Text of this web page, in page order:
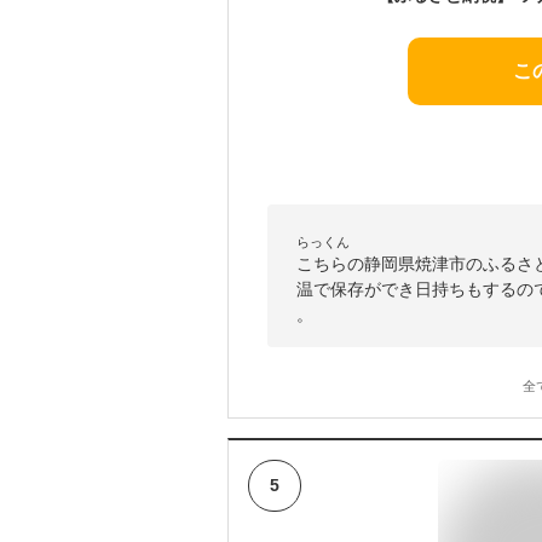
こ
らっくん
こちらの静岡県焼津市のふる
温で保存ができ日持ちもする
。
全
5